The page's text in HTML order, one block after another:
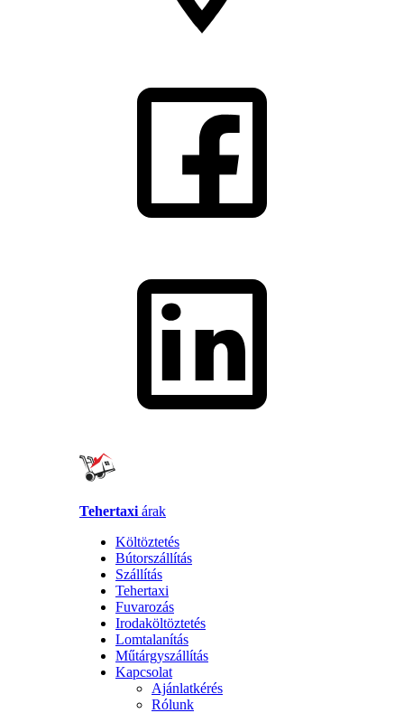
Tehertaxi árak
Költöztetés
Bútorszállítás
Szállítás
Tehertaxi
Fuvarozás
Irodaköltöztetés
Lomtalanítás
Műtárgyszállítás
Kapcsolat
Ajánlatkérés
Rólunk